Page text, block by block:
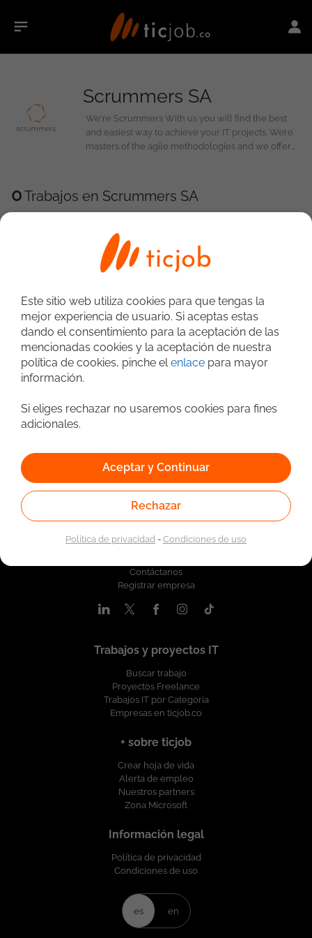
Scrummers SA
We're Scrummers With us you will find the best
and easiest way to achieve your IT projects. We’re
masters of the agile methodologies and we offer
0Trabajos en Scrummers SA
Vinculado a la red de prestadores del Servicio Público de
Empleo. Autorizado por la Unidad Administrativa Especial
del Servicio Público de Empleo según Resolución No.
0026 del 17 de Enero de 2023,Ver resolución.
Quiénes somos
Contáctanos
Registrar empresa
Trabajos y proyectos IT
Buscar trabajo
Proyectos Freelance
Trabajos IT por Categoría
Empresas en ticjob.co
+ sobre ticjob
Crear hoja de vida
Alerta de empleo
Nuestros partners
Zona Microsoft
Información legal
Política de privacidad
Condiciones de uso
es en
Este sitio web utiliza cookies para que tengas la
mejor experiencia de usuario. Si aceptas estas
dando el consentimiento para la aceptación de las
mencionadas cookies y la aceptación de nuestra
política de cookies, pinche el enlace para mayor
información.
Si eliges rechazar no usaremos cookies para fines
adicionales.
Aceptar y Continuar
Rechazar
Política de privacidad -Condiciones de uso